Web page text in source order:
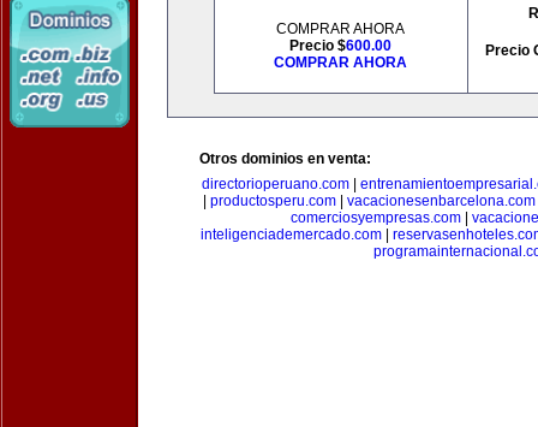
COMPRAR AHORA
Precio $600.00
COMPRAR AHORA
Precio
Otros dominios en venta:
directorioperuano.com
productosperu.com| vacacionesenbarcelona.com
comerciosyempresas.com|
inteligenciademercado.com|